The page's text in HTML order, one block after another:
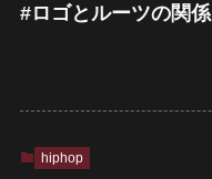
#ロゴとルーツの関係
hiphop